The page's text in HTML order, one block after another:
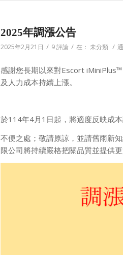
2025年調漲公告
2025年2月21日 / 9 評論 / 在： 未分類 /
感謝您長期以來對Escort
及人力成本持續上漲。
於114年4月1日起，將適度反映成本
不便之處；敬請原諒，並請舊雨新
限公司將持續嚴格把關品質並提供更